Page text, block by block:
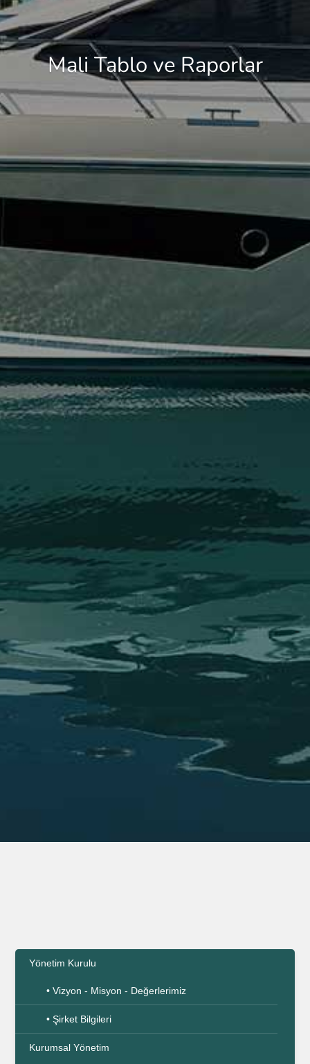
Mali Tablo ve Raporlar
Yönetim Kurulu
• Vizyon - Misyon - Değerlerimiz
• Şirket Bilgileri
Kurumsal Yönetim